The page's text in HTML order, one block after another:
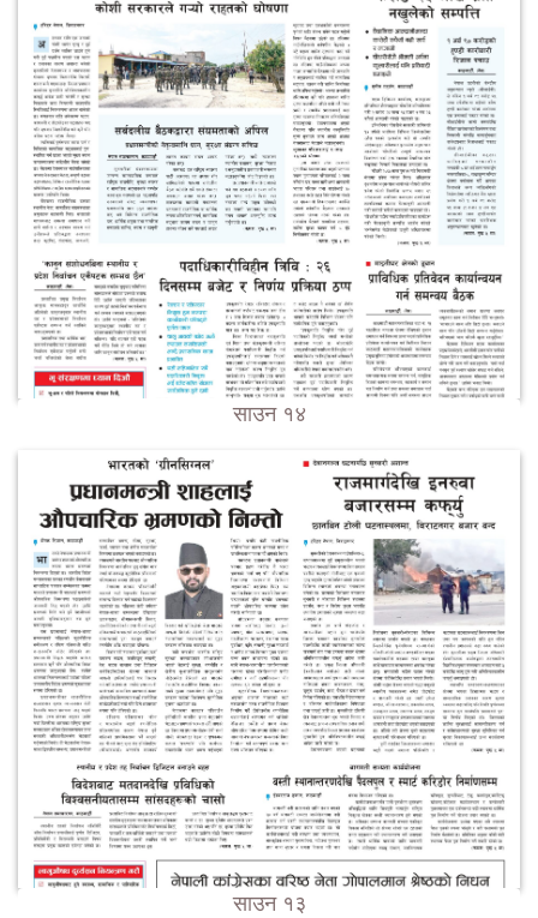
साउन १४
साउन १३